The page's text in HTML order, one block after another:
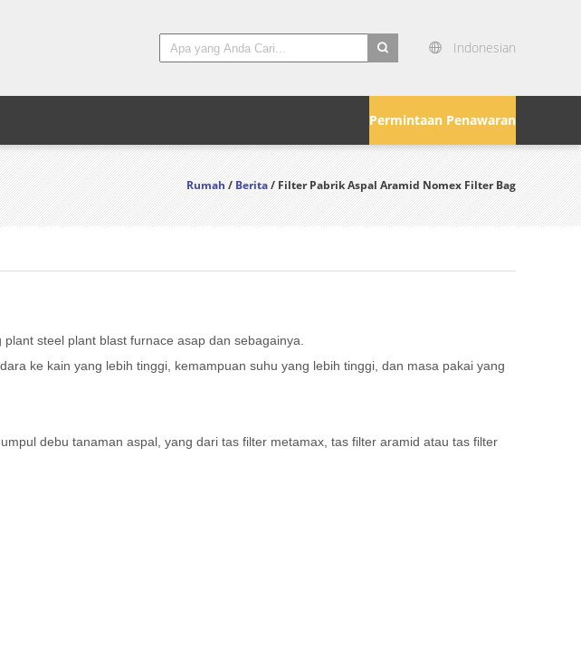
Indonesian
Permintaan Penawaran
Rumah/Berita/ Filter Pabrik Aspal Aramid Nomex Filter Bag
steel plant blast furnace asap dan sebagainya.
ke kain yang lebih tinggi, kemampuan suhu yang lebih tinggi, dan masa pakai yang
debu tanaman aspal, yang dari tas filter metamax, tas filter aramid atau tas filter